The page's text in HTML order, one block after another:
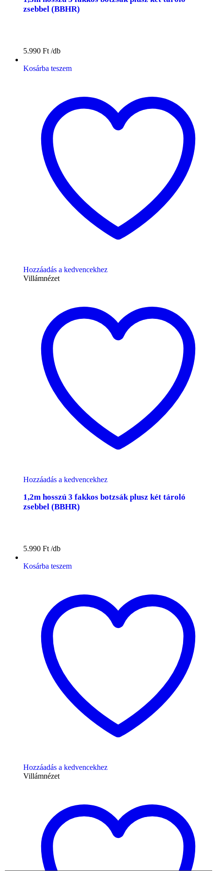
zsebbel (BBHR)
5.990 Ft
Kosárba teszem
Hozzáadás a kedvencekhez
Villámnézet
Hozzáadás a kedvencekhez
1,2m hosszú 3 fakkos botzsák plusz két tároló
zsebbel (BBHR)
5.990 Ft
Kosárba teszem
Hozzáadás a kedvencekhez
Villámnézet